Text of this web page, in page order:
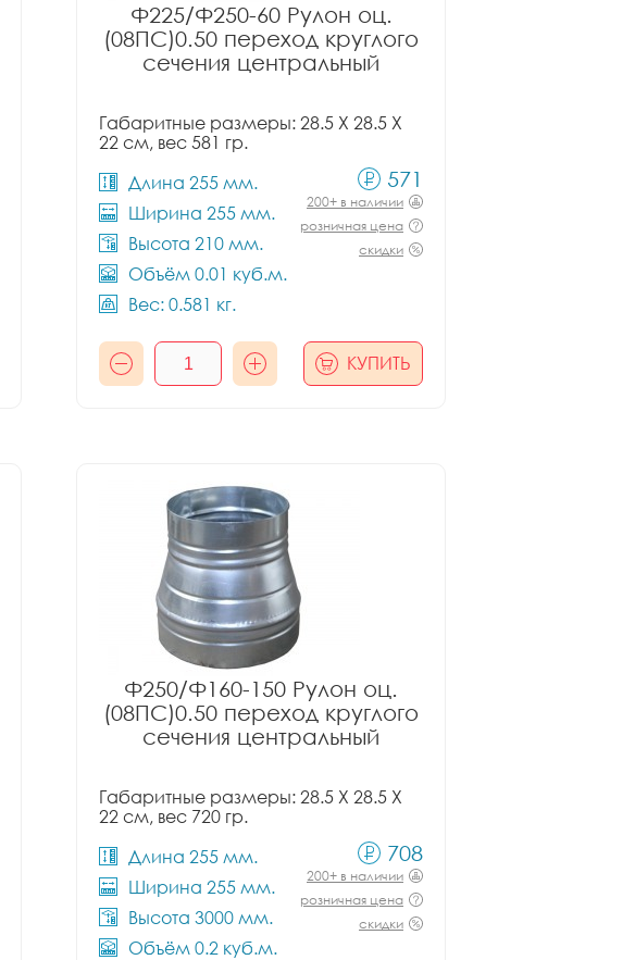
Ф225/Ф250-60 Рулон оц.
(08ПС)0.50 переход круглого
сечения центральный
Габаритные размеры: 28.5 X 28.5 X
22 см, вес 581 гр.
Длина 255 мм.
Ширина 255 мм.
Высота 210 мм.
Объём 0.01 куб.м.
Вес: 0.581 кг.
571
200+ в наличии
розничная цена
скидки
КУПИТЬ
Ф250/Ф160-150 Рулон оц.
(08ПС)0.50 переход круглого
сечения центральный
Габаритные размеры: 28.5 X 28.5 X
22 см, вес 720 гр.
Длина 255 мм.
Ширина 255 мм.
Высота 3000 мм.
Объём 0.2 куб.м.
708
200+ в наличии
розничная цена
скидки